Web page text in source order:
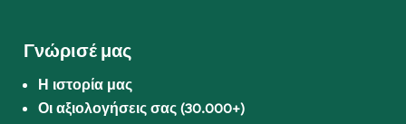
Γνώρισέ μας
Η ιστορία μας
Οι αξιολογήσεις σας (30.000+)